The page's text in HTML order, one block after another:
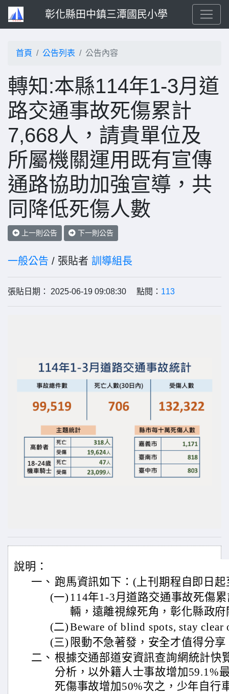
彰化縣田中鎮三潭國民小學
首頁 公告列表 公告內容
轉知:本縣114年1-3月道
路交通事故死傷累計
7,668人，請貴單位及
所屬機關運用既有宣傳
通路協助加強宣導，共
同降低死傷人數
上一則公告 下一則公告
一般公告 / 張貼者 訓導組長
張貼日期： 2025-06-19 09:08:30 點閱： 113
說明：
一、 跑馬資訊如下：(上刊期程自即日
(一) 114年1-3月道路交通事故死傷
輛，遠離視線死角，彰化縣政
(二)Beware of blind spots, stay clear
(三) 限動不急著發，安全才值得分
二、 根據交通部道安資訊查詢網統計快
分析，以外籍人士事故增加59.1%
死傷事故增加50%次之，少年自行